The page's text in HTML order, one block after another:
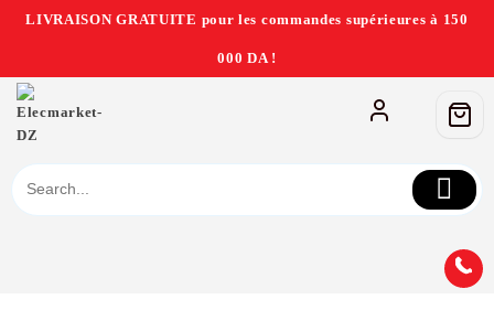
LIVRAISON GRATUITE pour les commandes supérieures à 150
000 DA !